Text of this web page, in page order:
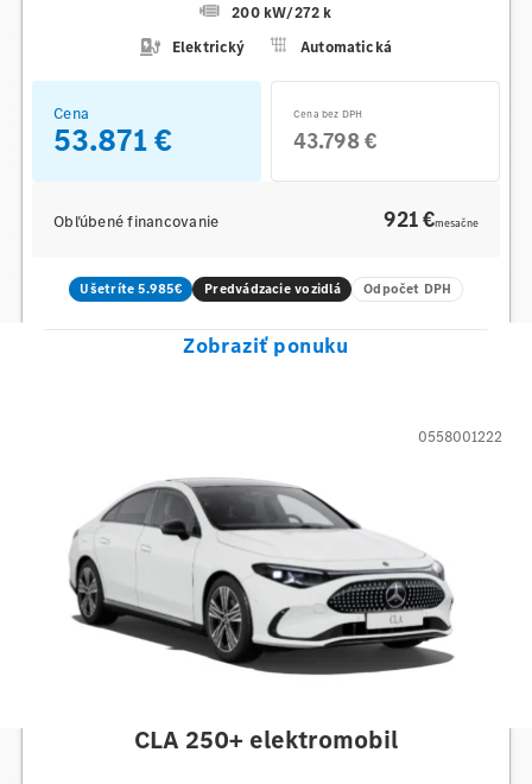
200 kW/272 k
Elektrický
Automatická
Cena
53.871 €
Cena bez DPH
43.798 €
Obľúbené financovanie 921 €mesačne
Ušetríte 5.985€ Predvádzacie vozidlá Odpočet DPH
Zobraziť ponuku
CLA 250+ elektromobil
0558001222